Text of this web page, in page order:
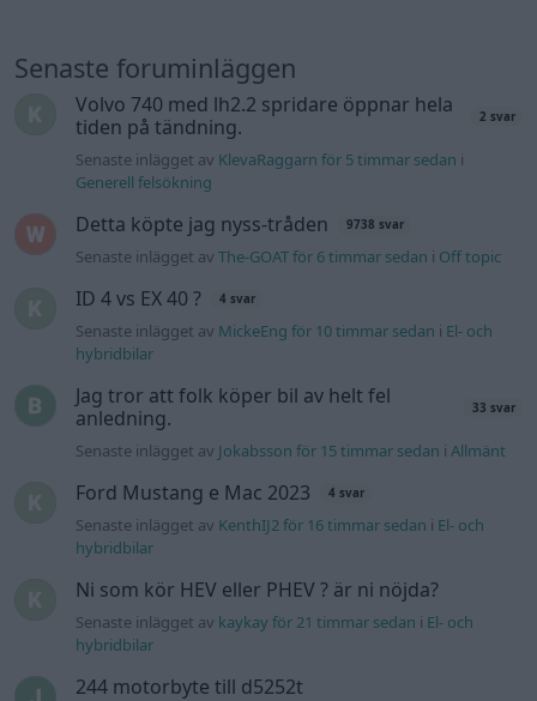
Senaste foruminläggen
Volvo 740 med lh2.2 spridare öppnar hela
tiden på tändning.
2 svar
Senaste inlägget av KlevaRaggarn för 5 timmar sedan i
Generell felsökning
Detta köpte jag nyss-tråden 9738 svar
Senaste inlägget avThe-GOAT för 6 timmar sedan i Off topic
ID 4 vs EX 40 ? 4 svar
Senaste inlägget av MickeEng för 10 timmar sedan i El- och
hybridbilar
Jag tror att folk köper bil av helt fel
anledning.
33 svar
Senaste inlägget av Jokabsson för 15 timmar sedan iAllmänt
Ford Mustang e Mac 2023 4 svar
Senaste inlägget av KenthIJ2 för 16 timmar sedan i El- och
hybridbilar
Ni som kör HEV eller PHEV ? är ni nöjda?
Senaste inlägget av kaykay för 21 timmar sedan i El- och
hybridbilar
244 motorbyte till d5252t